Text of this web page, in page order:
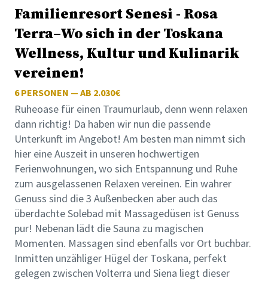
Familienresort Senesi - Rosa
Terra–Wo sich in der Toskana
Wellness, Kultur und Kulinarik
vereinen!
6PERSONEN — AB 2.030€
Ruheoase für einen Traumurlaub, denn wenn relaxen
dann richtig! Da haben wir nun die passende
Unterkunft im Angebot! Am besten man nimmt sich
hier eine Auszeit in unseren hochwertigen
Ferienwohnungen, wo sich Entspannung und Ruhe
zum ausgelassenen Relaxen vereinen. Ein wahrer
Genuss sind die 3 Außenbecken aber auch das
überdachte Solebad mit Massagedüsen ist Genuss
pur! Nebenan lädt die Sauna zu magischen
Momenten. Massagen sind ebenfalls vor Ort buchbar.
Inmitten unzähliger Hügel der Toskana, perfekt
gelegen zwischen Volterra und Siena liegt dieser